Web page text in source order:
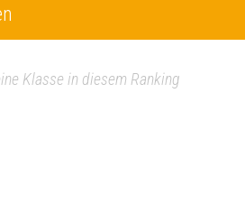
Klasse in diesem Ranking